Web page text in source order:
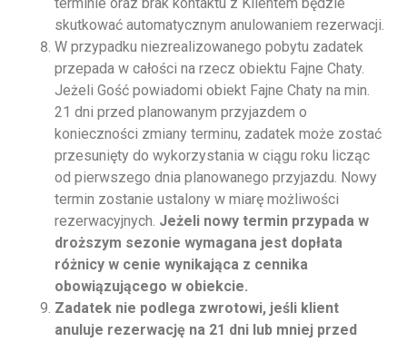
terminie oraz brak kontaktu z Klientem będzie
skutkować automatycznym anulowaniem rezerwacji.
W przypadku niezrealizowanego pobytu zadatek
przepada w całości na rzecz obiektu Fajne Chaty.
Jeżeli Gość powiadomi obiekt Fajne Chaty na min.
21 dni przed planowanym przyjazdem o
konieczności zmiany terminu, zadatek może zostać
przesunięty do wykorzystania w ciągu roku licząc
od pierwszego dnia planowanego przyjazdu. Nowy
termin zostanie ustalony w miarę możliwości
rezerwacyjnych. Jeżeli nowy termin przypada w
droższym sezonie wymagana jest dopłata
różnicy w cenie wynikająca z cennika
obowiązującego w obiekcie.
Zadatek nie podlega zwrotowi, jeśli klient
anuluje rezerwację na 21 dni lub mniej przed